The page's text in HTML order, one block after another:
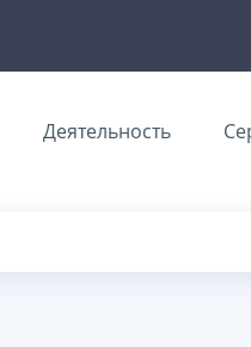
Деятельность